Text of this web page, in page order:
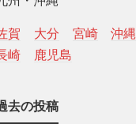
賀 大分 宮崎 沖縄
崎
鹿児島
去の投稿